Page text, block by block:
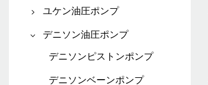
パーカーベーンポンプ
パーカー ギア ポンプ
パーカー油圧モーター
ダンフォス ピストン ポン
ダンフォスギアポンプ
ユケン油圧ポンプ
ユケン ピストンポンプ
ユケンベーンポンプ
デニソン油圧ポンプ
デニソンピストンポンプ
デニソンベーンポンプ